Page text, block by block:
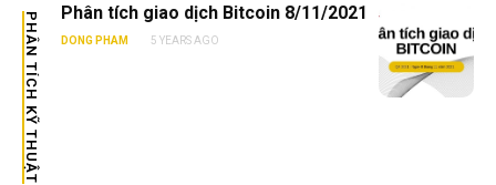
PHÂN TÍCH KỸ THUẬT Phân tích giao dịch Bitcoin 8/11/2021
DONG PHAM 5 YEARS AGO